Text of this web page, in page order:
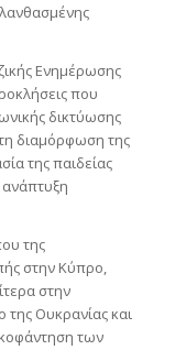
Ενημέρωσης
που
δικτύωσης
διαμόρφωση της
της παιδείας
της
στην Κύπρο,
στην
Ουκρανίας και
των